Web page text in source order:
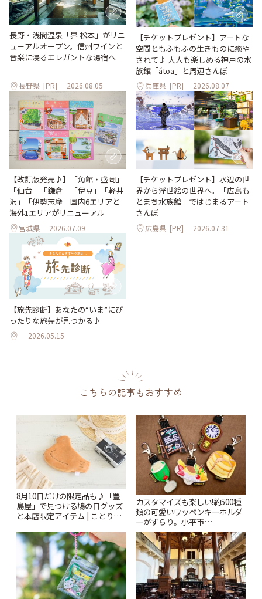
長野・浅間温泉「界 松本」がリニ
ューアルオープン。信州ワインと
音楽に浸るエレガントな湯宿へ
長野県 [PR] 2026.08.05
【チケットプレゼント】アートな
空間ともふもふの生きものに癒や
されて♪ 大人も楽しめる神戸の水
族館「átoa」と周辺さんぽ
兵庫県 [PR] 2026.08.07
【改訂版発売♪】「角館・盛岡」
「仙台」「鎌倉」「伊豆」「軽井
沢」「伊勢志摩」国内6エリアと
海外1エリアがリニューアル
宮城県 2026.07.09
【チケットプレゼント】水辺の世
界から浮世絵の世界へ。「広島も
とまち水族館」ではじまるアート
さんぽ
広島県 [PR] 2026.07.31
【旅先診断】あなたの“いま”にぴ
ったりな旅先が見つかる♪
2026.05.15
こちらの記事もおすすめ
8月10日だけの限定品も♪「豊
島屋」で見つける鳩の日グッズ
と本店限定アイテム | ことりっ
カスタマイズも楽しい!約500種
類の可愛いワッペンキーホルダ
ーがずらり。小平市
「Kimamaya T&K」 | ことりっ
ぷ